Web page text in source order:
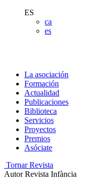
ES
ca
es
La asociación
Formación
Actualidad
Publicaciones
Biblioteca
Servicios
Proyectos
Premios
Asóciate
Tornar Revista
Autor Revista Infància